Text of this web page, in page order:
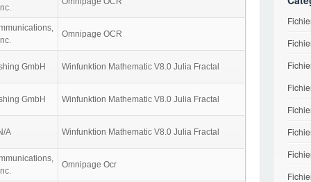
Omnipage OCR
GmbH Winfunktion Mathematic V8.0 Julia Fractal
GmbH Winfunktion Mathematic V8.0 Julia Fractal
A Winfunktion Mathematic V8.0 Julia Fractal
Omnipage Ocr